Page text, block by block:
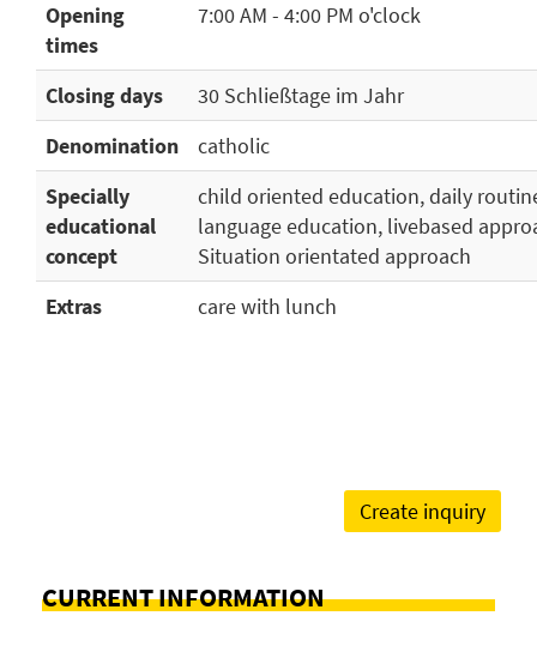
Opening
times
7:00 AM - 4:00 PM o'clock
Closing days
30 Schließtage im Jahr
Denomination
catholic
Specially
educational
concept
child oriented education, daily
language education, livebased
Situation orientated approach
Extras
care with lunch
Create inquiry
CURRENT INFORMATION